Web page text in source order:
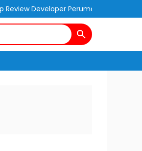
Perumahan Dekat Stasiun